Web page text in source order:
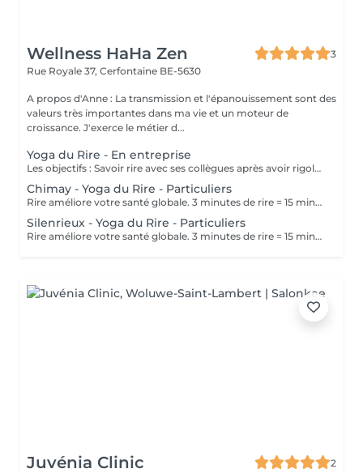
Wellness HaHa Zen
3
Rue Royale 37, Cerfontaine BE-5630
A propos d'Anne : La transmission et l'épanouissement sont des
valeurs très importantes dans ma vie et un moteur de
croissance. J'exerce le métier d...
Yoga du Rire - En entreprise
Les objectifs : Savoir rire avec ses collègues après avoir rigoler de soi. Etre bien dans son esprit et dans son corps, dans ses relations avec les autres. Apprendre et relativiser de façon ludique. Transformer le stress négatif en stress positif. Les bénéfices engendrés par l'entreprise : Un personnel motivé, bien dans sa tête et dans sa peau. Une excellente relation de confiance entre tout le personnel. Une actualisation des notions de valeur perdues telles que le rire de soi, les liens, l'accueil, l'écoute, la collaboration, l'esprit d'équipe La diminution des différents conflits internes (Il est interdit de rire « DE », mais plus agréable de rire « AVEC » quelqu'un). Entretenir l'enthousiasme professionnel grâce à la notion de plaisir. Réduire drastiquement l'absentéisme et les congés de maladie. Augmenter les performances et la productivité via le développement de la créativité. Durée : variable Prix : offre de prix sur simple demande
Chimay - Yoga du Rire - Particuliers
Rire améliore votre santé globale. 3 minutes de rire = 15 minutes de jogging. Rire réduit les hormones de stress, régule le rythme cardiaque, favorise la circulation du sang, stimule le système immunitaire, Au niveau de la santé (le corps) : Fait disparaître le stress et libère les tensions. Dope la qualité du sommeil. Lutte contre les douleurs. Renforce le système immunitaire. Facilite la digestion. Fortifie le cur et sa musculation. Enraye le mauvais cholestérol et augmente le bon cholestérol. Diminue l'hypertension. Régule la glycémie. Au niveau de l'émotionnel : Anti-stress primordial permettant l'installation immédiate de la bonne humeur. Régulateur au point de vue physiologique et psychologique. Renforcement de vos pensées positives. Le lâcher-prise et la prise de recul sont mis en valeur. Au niveau du social et du relationnel : Votre attitude sera sereine et joyeuse. La communication non-verbale est plus positive et le désamorçage des problèmes plus efficace les échanges et les relations avec autrui favorisés.
Silenrieux - Yoga du Rire - Particuliers
Rire améliore votre santé globale. 3 minutes de rire = 15 minutes de jogging. Rire réduit les hormones de stress, régule le rythme cardiaque, favorise la circulation du sang, stimule le système immunitaire, Au niveau de la santé (le corps) : Fait disparaître le stress et libère les tensions. Dope la qualité du sommeil. Lutte contre les douleurs. Renforce le système immunitaire. Facilite la digestion. Fortifie le cur et sa musculation. Enraye le mauvais cholestérol et augmente le bon cholestérol. Diminue l'hypertension. Régule la glycémie. Au niveau de l'émotionnel : Anti-stress primordial permettant l'installation immédiate de la bonne humeur. Régulateur au point de vue physiologique et psychologique. Renforcement de vos pensées positives. Le lâcher-prise et la prise de recul sont mis en valeur. Au niveau du social et du relationnel : Votre attitude sera sereine et joyeuse. La communication non-verbale est plus positive et le désamorçage des problèmes plus efficace les échanges et les relations avec autrui favorisés.
Juvénia Clinic
2